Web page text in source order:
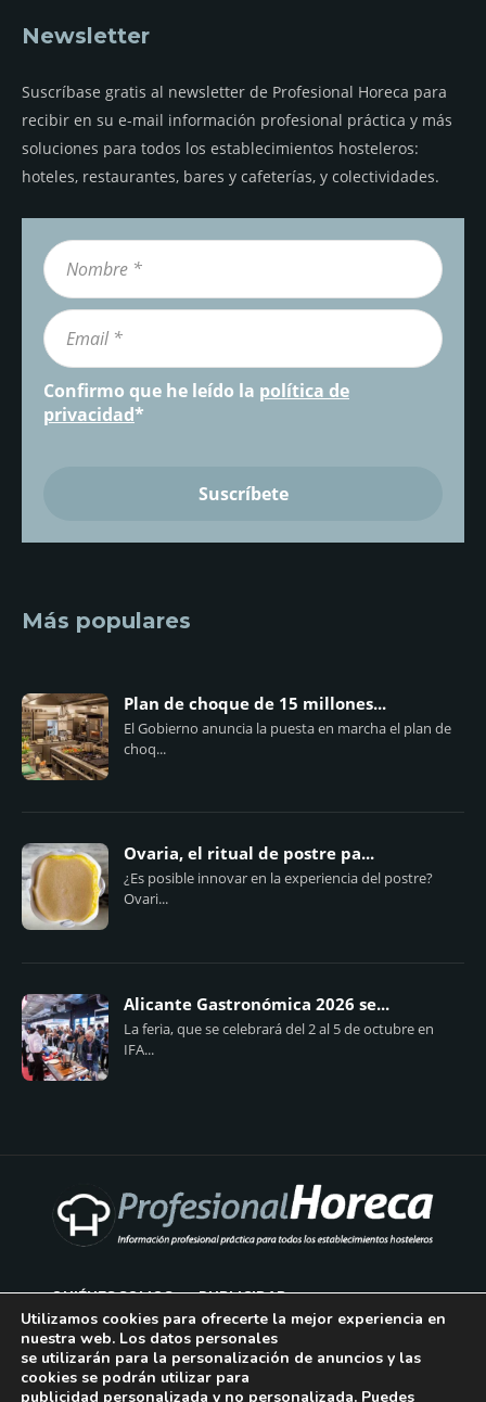
Newsletter
Suscríbase gratis al newsletter de Profesional Horeca para
recibir en su e-mail información profesional práctica y más
soluciones para todos los establecimientos hosteleros:
hoteles, restaurantes, bares y cafeterías, y colectividades.
Confirmo que he leído la política de
privacidad*
Más populares
Plan de choque de 15 millones...
El Gobierno anuncia la puesta en marcha el plan de
choq...
Ovaria, el ritual de postre pa...
¿Es posible innovar en la experiencia del postre?
Ovari...
Alicante Gastronómica 2026 se...
La feria, que se celebrará del 2 al 5 de octubre en
IFA...
QUIÉNES SOMOS PUBLICIDAD
AVISO LEGAL
POLÍTICA DE COOKIES
Utilizamos cookies para ofrecerte la mejor experiencia en
nuestra web. Los datos personales
se utilizarán para la personalización de anuncios y las
cookies se podrán utilizar para
publicidad personalizada y no personalizada. Puedes